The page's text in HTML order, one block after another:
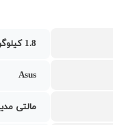
1.8 کیلوگرم
Asus
مالتی